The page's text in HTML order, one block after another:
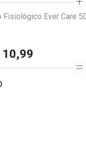
Fisiológico Ever Care
10,99